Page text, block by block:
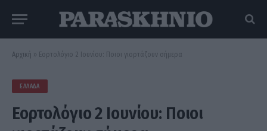
Αρχική » Εορτολόγιο 2 Ιουνίου: Ποιοι γιορτάζουν σήμερα
ΕΛΛΆΔΑ
Εορτολόγιο 2 Ιουνίου: Ποιοι